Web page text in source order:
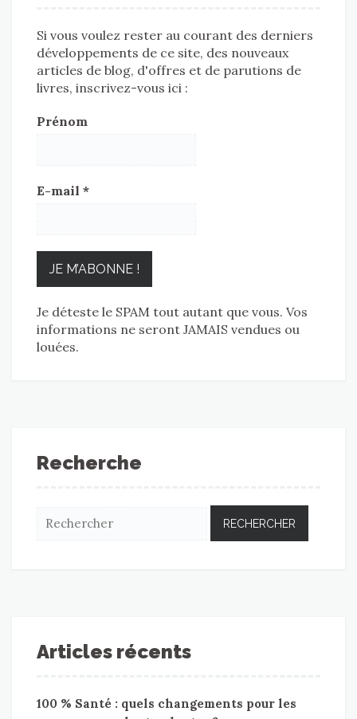
Si vous voulez rester au courant des derniers
développements de ce site, des nouveaux
articles de blog, d'offres et de parutions de
livres, inscrivez-vous ici :
Prénom
E-mail *
Je déteste le SPAM tout autant que vous. Vos
informations ne seront JAMAIS vendues ou
louées.
Recherche
Articles récents
100 % Santé : quels changements pour les